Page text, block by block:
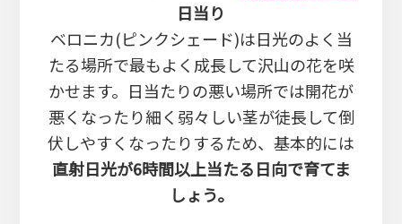
日当り
ベロニカ(ピンクシェード)は日光のよく当
たる場所で最もよく成長して沢山の花を咲
かせます。日当たりの悪い場所では開花が
悪くなったり細く弱々しい茎が徒長して倒
伏しやすくなったりするため、基本的には
直射日光が6時間以上当たる日向で育てま
しょう。